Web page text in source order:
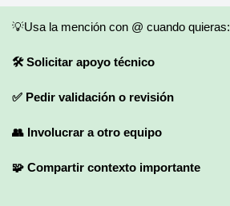
💡Usa la mención con @ cuando quieras:
🛠️ Solicitar apoyo técnico
✅ Pedir validación o revisión
👥 Involucrar a otro equipo
🧩 Compartir contexto importante